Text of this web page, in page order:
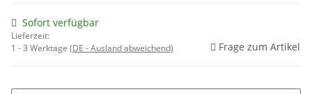
Sofort verfügbar
Lieferzeit:
1 - 3 Werktage (DE - Ausland abweichend) Frage zum Artikel